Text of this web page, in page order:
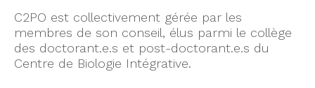
C2PO est collectivement gérée par les
membres de son conseil, élus parmi le collège
des doctorant.e.s et post-doctorant.e.s du
Centre de Biologie Intégrative.